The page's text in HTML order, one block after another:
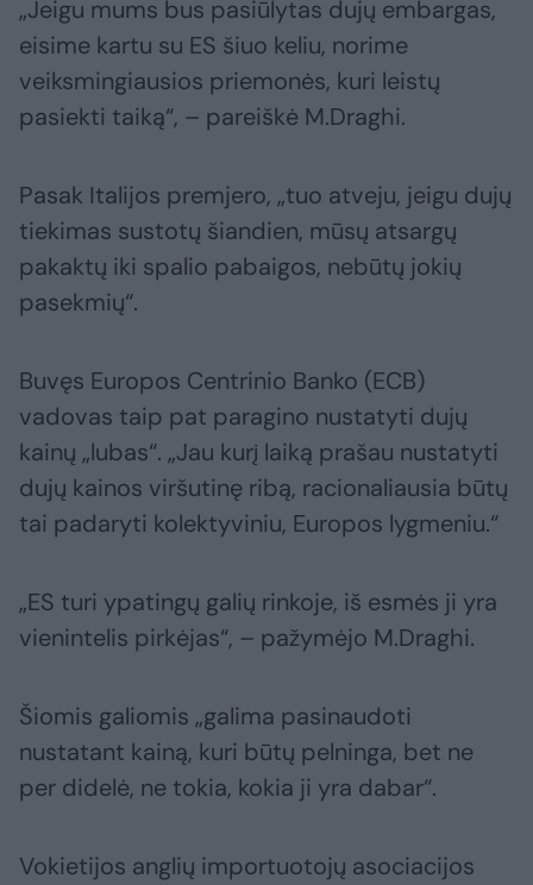
„Jeigu mums bus pasiūlytas dujų embargas,
eisime kartu su ES šiuo keliu, norime
veiksmingiausios priemonės, kuri leistų
pasiekti taiką“, – pareiškė M.Draghi.
Pasak Italijos premjero, „tuo atveju, jeigu dujų
tiekimas sustotų šiandien, mūsų atsargų
pakaktų iki spalio pabaigos, nebūtų jokių
pasekmių“.
Buvęs Europos Centrinio Banko (ECB)
vadovas taip pat paragino nustatyti dujų
kainų „lubas“. „Jau kurį laiką prašau nustatyti
dujų kainos viršutinę ribą, racionaliausia būtų
tai padaryti kolektyviniu, Europos lygmeniu.“
„ES turi ypatingų galių rinkoje, iš esmės ji yra
vienintelis pirkėjas“, – pažymėjo M.Draghi.
Šiomis galiomis „galima pasinaudoti
nustatant kainą, kuri būtų pelninga, bet ne
per didelė, ne tokia, kokia ji yra dabar“.
Vokietijos anglių importuotojų asociacijos